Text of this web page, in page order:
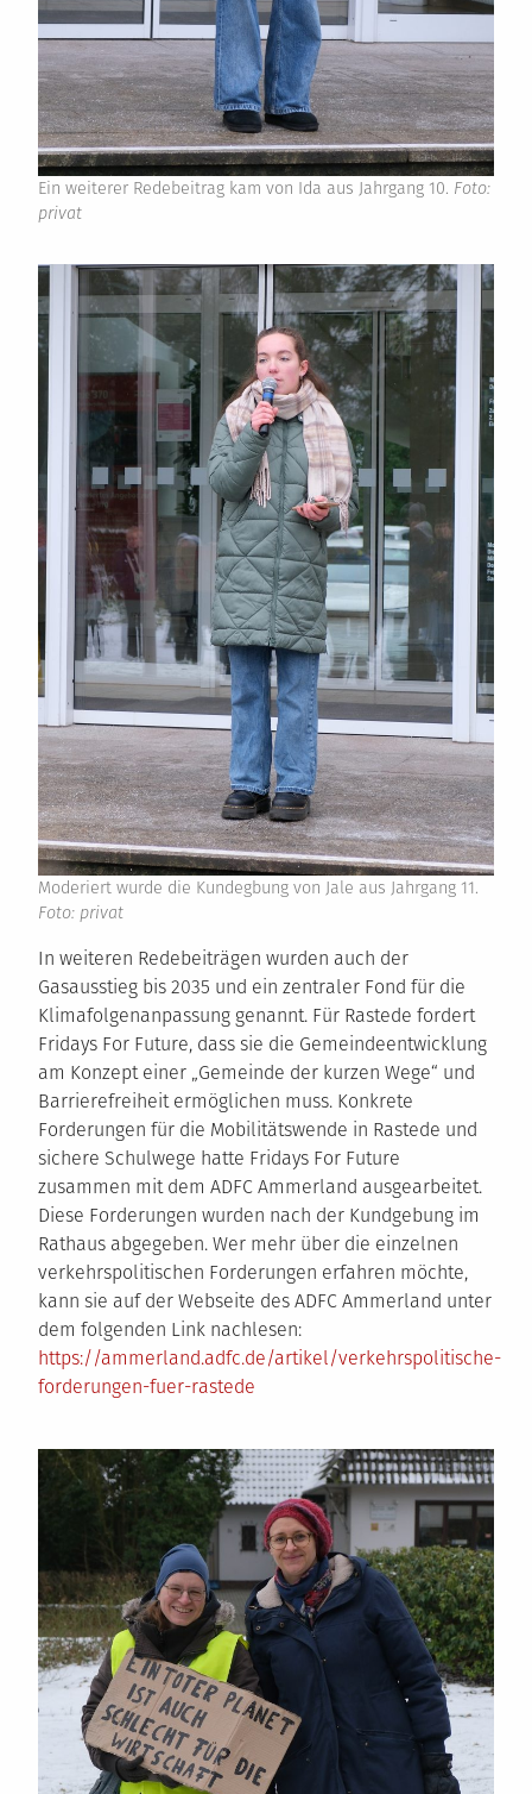
Ein weiterer Redebeitrag kam von Ida aus Jahrgang 10. Foto:
privat
Moderiert wurde die Kundegbung von Jale aus Jahrgang 11.
Foto: privat
In weiteren Redebeiträgen wurden auch der
Gasausstieg bis 2035 und ein zentraler Fond für die
Klimafolgenanpassung genannt. Für Rastede fordert
Fridays For Future, dass sie die Gemeindeentwicklung
am Konzept einer „Gemeinde der kurzen Wege“ und
Barrierefreiheit ermöglichen muss. Konkrete
Forderungen für die Mobilitätswende in Rastede und
sichere Schulwege hatte Fridays For Future
zusammen mit dem ADFC Ammerland ausgearbeitet.
Diese Forderungen wurden nach der Kundgebung im
Rathaus abgegeben. Wer mehr über die einzelnen
verkehrspolitischen Forderungen erfahren möchte,
kann sie auf der Webseite des ADFC Ammerland unter
dem folgenden Link nachlesen:
https://ammerland.adfc.de/artikel/verkehrspolitische-
forderungen-fuer-rastede